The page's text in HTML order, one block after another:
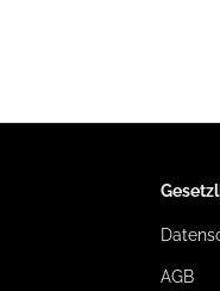
AGB